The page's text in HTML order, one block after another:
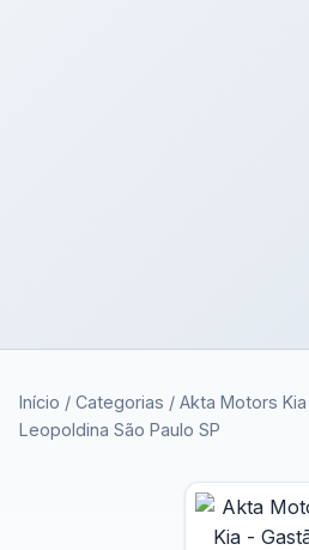
Início / Categorias / Akta Motors
Leopoldina São Paulo SP